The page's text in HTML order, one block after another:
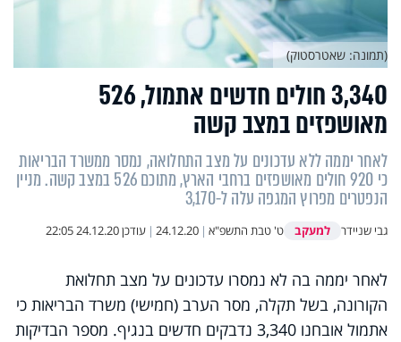
3,340 חולים חדשים אתמול, 526
מאושפזים במצב קשה
לאחר יממה ללא עדכונים על מצב התחלואה, נמסר ממשרד הבריאות
כי 920 חולים מאושפזים ברחבי הארץ, מתוכם 526 במצב קשה. מניין
הנפטרים מפרוץ המגפה עלה ל-3,170
גבי שניידר למעקב ט' טבת התשפ"א |
24.12.20
| עודכן24.12.20 22:05
(תמונה: שאטרסטוק)
לאחר יממה בה לא נמסרו עדכונים על מצב תחלואת
הקורונה, בשל תקלה, מסר הערב (חמישי) משרד הבריאות כי
אתמול אובחנו 3,340 נדבקים חדשים בנגיף. מספר הבדיקות